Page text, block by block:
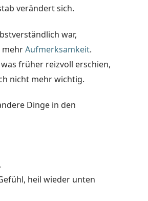
verändert sich.
war,
mehrAufmerksamkeit.
früher reizvoll erschien,
nicht mehr wichtig.
Dinge in den
heil wieder unten